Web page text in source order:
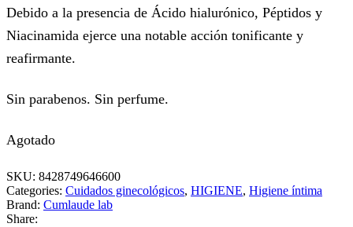
Debido a la presencia de Ácido hialurónico, Péptidos y
Niacinamida ejerce una notable acción tonificante y
reafirmante.
Sin parabenos. Sin perfume.
Agotado
SKU: 8428749646600
Categories: Cuidados ginecológicos, HIGIENE, Higiene íntima
Brand: Cumlaude lab
Share: